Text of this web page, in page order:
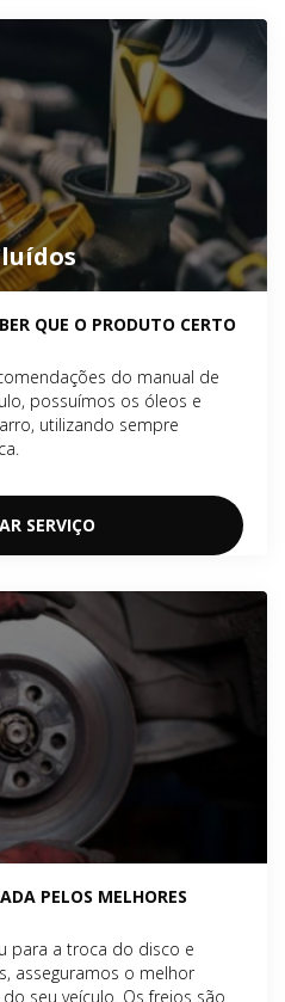
QUE O PRODUTO CERTO
do manual de
possuímos os óleos e
utilizando sempre
SERVIÇO
PELOS MELHORES
para a troca do disco e
asseguramos o melhor
seu veículo. Os freios são